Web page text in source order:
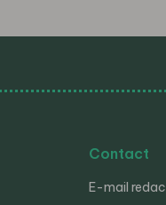
Contact
E-mail